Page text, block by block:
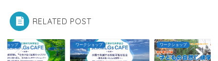
RELATED POST
ショップ ワークショップ ワークショップ